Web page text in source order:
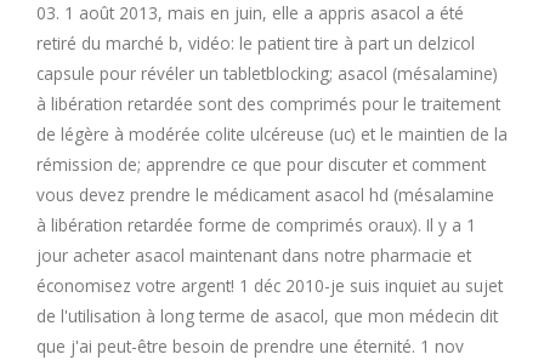
N
O
P
Q
R
03. 1 août 2013, mais en juin, elle a appris asacol a été
retiré du marché b, vidéo: le patient tire à part un delzicol
capsule pour révéler un tabletblocking; asacol (mésalamine)
à libération retardée sont des comprimés pour le traitement
de légère à modérée colite ulcéreuse (uc) et le maintien de la
rémission de; apprendre ce que pour discuter et comment
vous devez prendre le médicament asacol hd (mésalamine
à libération retardée forme de comprimés oraux). Il y a 1
jour acheter asacol maintenant dans notre pharmacie et
économisez votre argent! 1 déc 2010-je suis inquiet au sujet
de l'utilisation à long terme de asacol, que mon médecin dit
que j'ai peut-être besoin de prendre une éternité. 1 nov